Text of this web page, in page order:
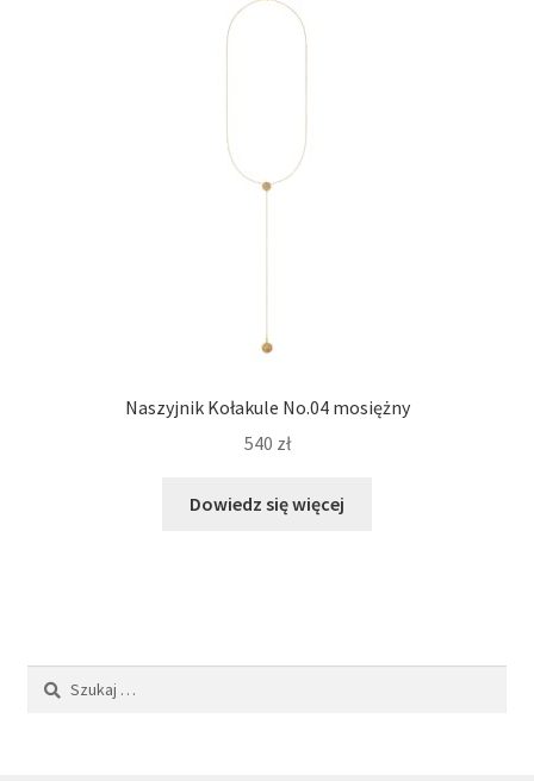
Naszyjnik Kołakule No.04 mosiężny
540 zł
Dowiedz się więcej
Szukaj: